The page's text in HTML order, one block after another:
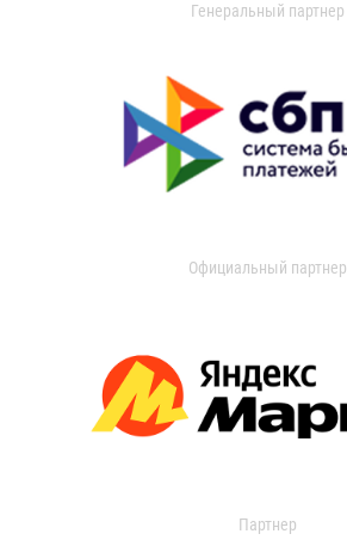
Генеральный партнер
Официальный партнер
Партнер